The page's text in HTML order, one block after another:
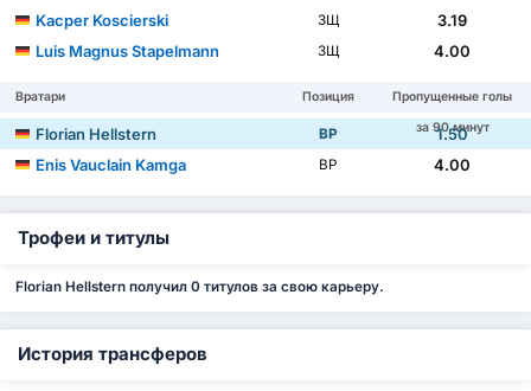
Kacper Koscierski
ЗЩ
3.19
Luis Magnus Stapelmann
ЗЩ 4.00
Вратари Позиция
Пропущенные голы
за 90 минут
Florian Hellstern ВР
1.50
Enis Vauclain Kamga
ВР 4.00
Трофеи и титулы
Florian Hellstern получил 0 титулов за свою карьеру.
История трансферов